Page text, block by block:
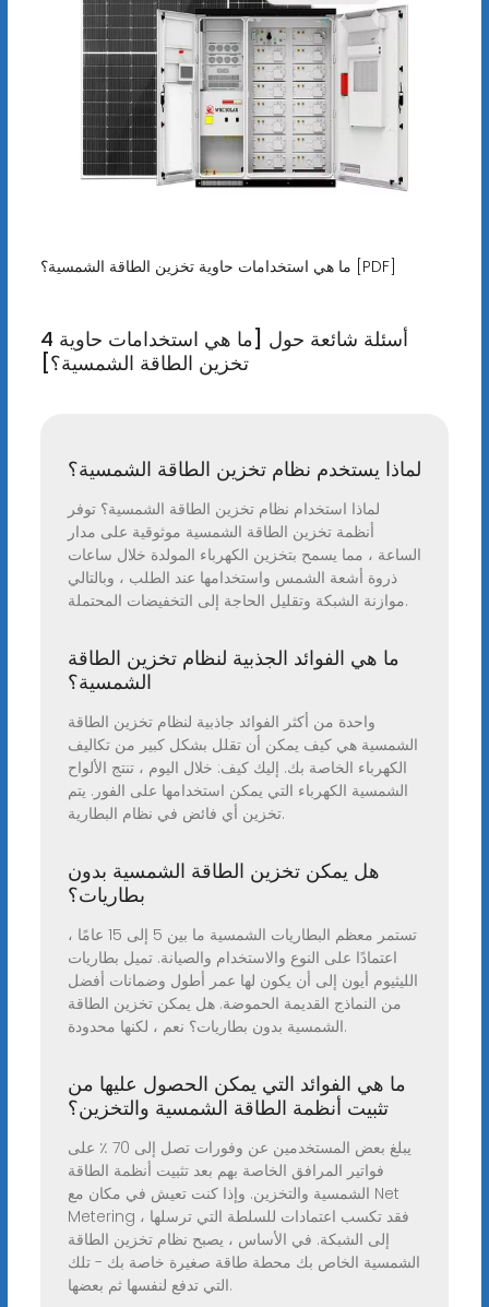
ما هي استخدامات حاوية تخزين الطاقة الشمسية؟ [PDF]
4 أسئلة شائعة حول [ما هي استخدامات حاوية
تخزين الطاقة الشمسية؟]
لماذا يستخدم نظام تخزين الطاقة الشمسية؟
لماذا استخدام نظام تخزين الطاقة الشمسية؟ توفر
أنظمة تخزين الطاقة الشمسية موثوقية على مدار
الساعة ، مما يسمح بتخزين الكهرباء المولدة خلال ساعات
ذروة أشعة الشمس واستخدامها عند الطلب ، وبالتالي
موازنة الشبكة وتقليل الحاجة إلى التخفيضات المحتملة.
ما هي الفوائد الجذبية لنظام تخزين الطاقة
الشمسية؟
واحدة من أكثر الفوائد جاذبية لنظام تخزين الطاقة
الشمسية هي كيف يمكن أن تقلل بشكل كبير من تكاليف
الكهرباء الخاصة بك. إليك كيف: خلال اليوم ، تنتج الألواح
الشمسية الكهرباء التي يمكن استخدامها على الفور. يتم
تخزين أي فائض في نظام البطارية.
هل يمكن تخزين الطاقة الشمسية بدون
بطاريات؟
تستمر معظم البطاريات الشمسية ما بين 5 إلى 15 عامًا ،
اعتمادًا على النوع والاستخدام والصيانة. تميل بطاريات
الليثيوم أيون إلى أن يكون لها عمر أطول وضمانات أفضل
من النماذج القديمة الحموضة. هل يمكن تخزين الطاقة
الشمسية بدون بطاريات؟ نعم ، لكنها محدودة.
ما هي الفوائد التي يمكن الحصول عليها من
تثبيت أنظمة الطاقة الشمسية والتخزين؟
يبلغ بعض المستخدمين عن وفورات تصل إلى 70 ٪ على
فواتير المرافق الخاصة بهم بعد تثبيت أنظمة الطاقة
الشمسية والتخزين. وإذا كنت تعيش في مكان مع Net
Metering ، فقد تكسب اعتمادات للسلطة التي ترسلها
إلى الشبكة. في الأساس ، يصبح نظام تخزين الطاقة
الشمسية الخاص بك محطة طاقة صغيرة خاصة بك - تلك
التي تدفع لنفسها ثم بعضها.